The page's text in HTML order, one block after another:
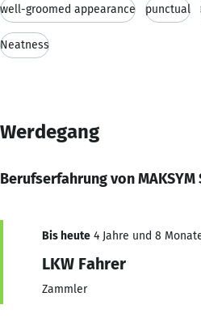
well-groomed appearance punctual
Neatness
Werdegang
Berufserfahrung von MAKSYM
Bis heute 4 Jahre und 8
LKW Fahrer
Zammler